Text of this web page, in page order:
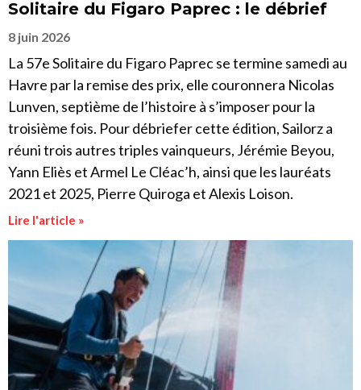
Solitaire du Figaro Paprec : le débrief
8 juin 2026
La 57e Solitaire du Figaro Paprec se termine samedi au
Havre par la remise des prix, elle couronnera Nicolas
Lunven, septième de l’histoire à s’imposer pour la
troisième fois. Pour débriefer cette édition, Sailorz a
réuni trois autres triples vainqueurs, Jérémie Beyou,
Yann Eliès et Armel Le Cléac’h, ainsi que les lauréats
2021 et 2025, Pierre Quiroga et Alexis Loison.
Lire l'article »